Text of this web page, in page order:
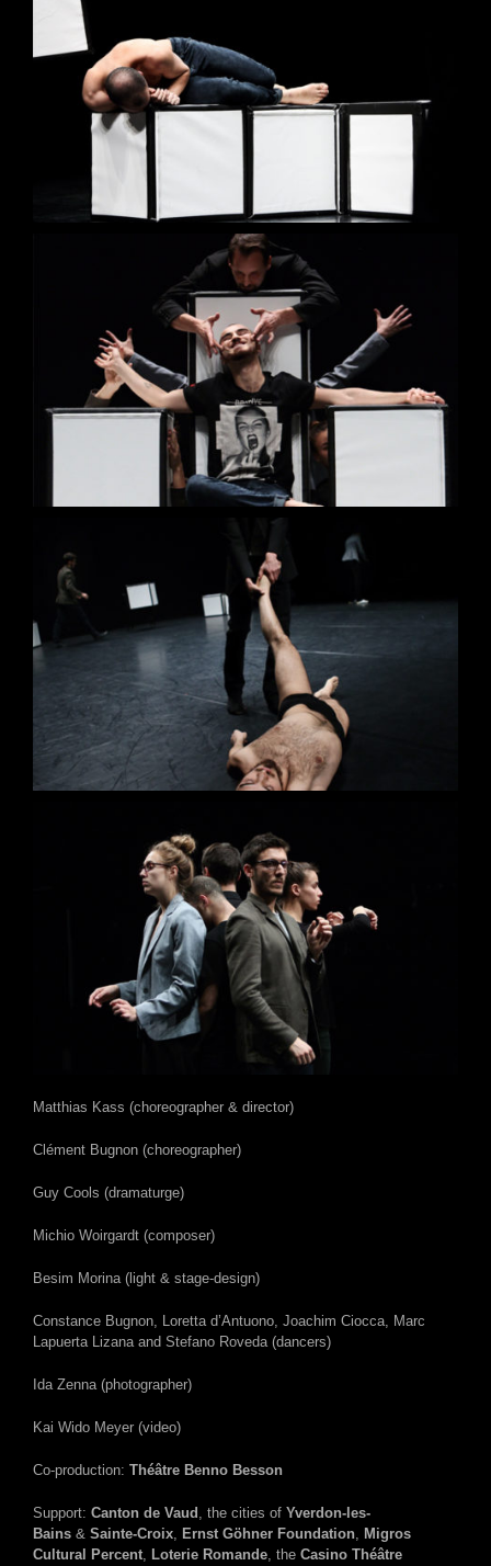
Matthias Kass (choreographer & director)
Clément Bugnon (choreographer)
Guy Cools (dramaturge)
Michio Woirgardt (composer)
Besim Morina (light & stage-design)
Constance Bugnon, Loretta d’Antuono, Joachim Ciocca, Marc
Lapuerta Lizana and Stefano Roveda (dancers)
Ida Zenna (photographer)
Kai Wido Meyer (video)
Co-production: Théâtre Benno Besson
Support: Canton de Vaud , the cities of Yverdon-les-
Bains & Sainte-Croix Ernst Göhner Foundation Migros
Cultural Percent Loterie Romande , the Casino Théâtre